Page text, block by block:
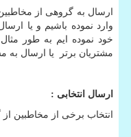
ارسال به گروهی از
وارد نموده باشیم و یا
خود نموده ایم به طور
مشتریان برتر یا ارسال به
ارسال انتخابی :
انتخاب برخی از مخاطبین